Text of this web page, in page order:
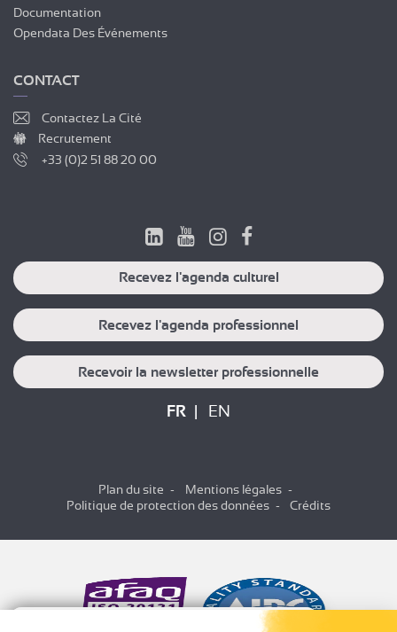
Documentation
Opendata Des Événements
CONTACT
Contactez La Cité
Recrutement
+33 (0)2 51 88 20 00
Recevez l'agenda culturel
Recevez l'agenda professionnel
Recevoir la newsletter professionnelle
FR EN
Plan du site
Mentions légales
Politique de protection des données
Crédits